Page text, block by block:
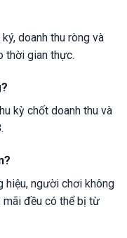
doanh thu ròng và
thời gian thực.
kỳ chốt doanh thu và
hiệu, người chơi không
mãi đều có thể bị từ